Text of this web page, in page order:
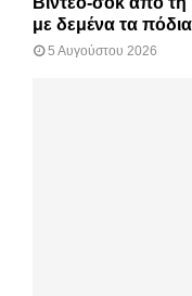
με δεμένα τα πόδια
5 Αυγούστου 2026